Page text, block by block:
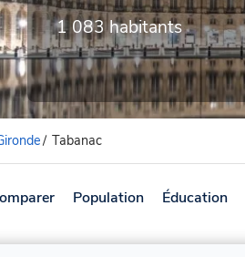
1 083 habitants
/ Tabanac
Population Éducation